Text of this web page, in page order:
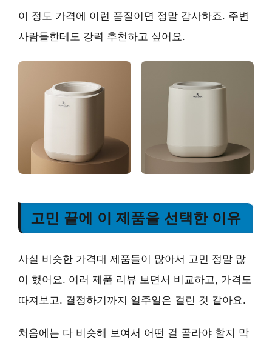
이 정도 가격에 이런 품질이면 정말 감사하죠. 주변
사람들한테도 강력 추천하고 싶어요.
고민 끝에 이 제품을 선택한 이유
사실 비슷한 가격대 제품들이 많아서 고민 정말 많
이 했어요. 여러 제품 리뷰 보면서 비교하고, 가격도
따져보고. 결정하기까지 일주일은 걸린 것 같아요.
처음에는 다 비슷해 보여서 어떤 걸 골라야 할지 막